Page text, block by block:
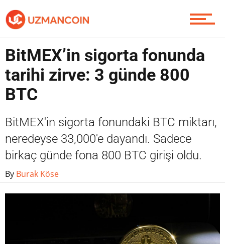
Yazarlardan
Piyasa
Soru Sor
Contact / İletişim
BitMEX’in sigorta fonunda
tarihi zirve: 3 günde 800
BTC
BitMEX'in sigorta fonundaki BTC miktarı,
neredeyse 33,000'e dayandı. Sadece
birkaç günde fona 800 BTC girişi oldu.
By Burak Köse